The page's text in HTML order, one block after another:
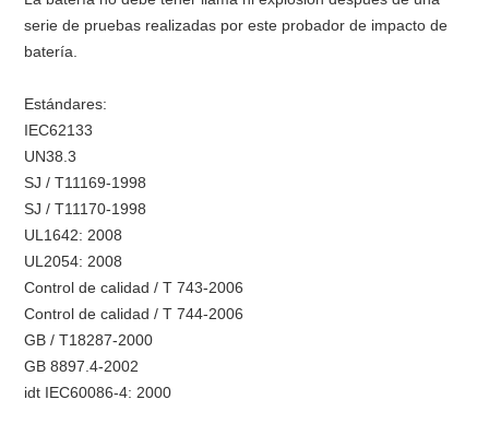
serie de pruebas realizadas por este probador de impacto de
batería.
Estándares:
IEC62133
UN38.3
SJ / T11169-1998
SJ / T11170-1998
UL1642: 2008
UL2054: 2008
Control de calidad / T 743-2006
Control de calidad / T 744-2006
GB / T18287-2000
GB 8897.4-2002
idt IEC60086-4: 2000